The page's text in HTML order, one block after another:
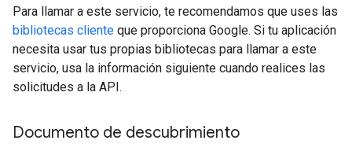
Para llamar a este servicio, te recomendamos que uses las
bibliotecas cliente que proporciona Google. Si tu aplicación
necesita usar tus propias bibliotecas para llamar a este
servicio, usa la información siguiente cuando realices las
solicitudes a la API.
Documento de descubrimiento